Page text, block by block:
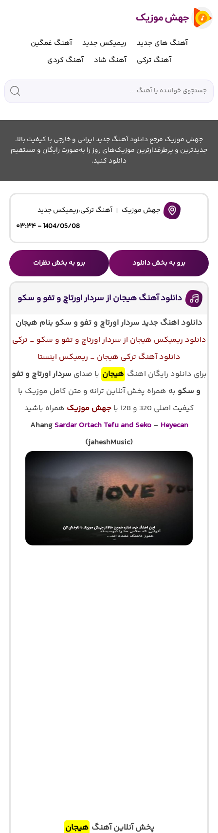
آهنگ های جدید ریمیکس جدید
آهنگ غمگین
آهنگ ترکی
آهنگ شاد آهنگ کردی
جهش موزیک مرجع دانلود آهنگ جدید ایرانی و خارجی با کیفیت بالا.
جدیدترین و پرطرفدارترین موزیک‌های روز را به‌صورت رایگان و مستقیم
دانلود کنید.
جهش موزیک آهنگ ترکی،ریمیکس جدید
1404/05/08 - ۰۳:۳۴
برو به بخش دانلود برو به بخش نظرات
دانلود آهنگ هیجان از سردار اورتاچ و تفو و سکو
دانلود اهنگ جدید سردار اورتاچ و تفو و سکو بنام هیجان
دانلود ریمیکس هیجان از سردار اورتاچ و تفو و سکو _ ترکی
دانلود آهنگ ترکی هیجان _ ریمیکس اینستا
برای دانلود رایگان اهنگ هیجان با صدای سردار اورتاچ و تفو
و سکو به همراه پخش آنلاین ترانه و متن کامل موزیک با
کیفیت اصلی 320 و 128 با
جهش موزیک همراه باشید
Ahang Sardar Ortach Tefu and Seko– Heyecan
(jaheshMusic)
پخش آنلاین آهنگ هیجان